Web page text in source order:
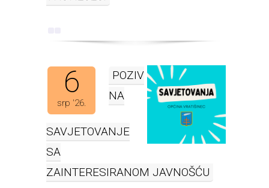
6
srp '26.
POZIV
NA
SAVJETOVANJE
SA
ZAINTERESIRANOM JAVNOŠĆU